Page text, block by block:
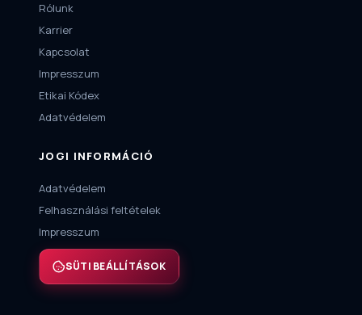
Rólunk
Karrier
Kapcsolat
Impresszum
Etikai Kódex
Adatvédelem
JOGI INFORMÁCIÓ
Adatvédelem
Felhasználási feltételek
Impresszum
SÜTI BEÁLLÍTÁSOK